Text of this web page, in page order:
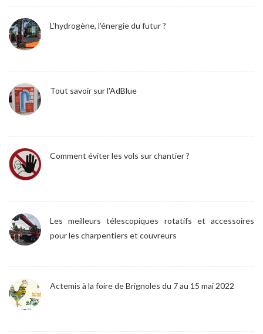
L’hydrogène, l’énergie du futur ?
Tout savoir sur l'AdBlue
Comment éviter les vols sur chantier ?
Les meilleurs télescopiques rotatifs et accessoires
pour les charpentiers et couvreurs
Actemis à la foire de Brignoles du 7 au 15 mai 2022